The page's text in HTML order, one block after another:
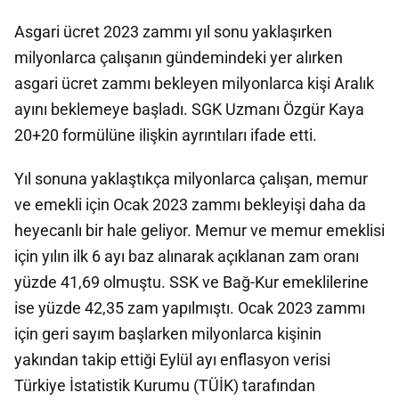
Asgari ücret 2023 zammı yıl sonu yaklaşırken
milyonlarca çalışanın gündemindeki yer alırken
asgari ücret zammı bekleyen milyonlarca kişi Aralık
ayını beklemeye başladı. SGK Uzmanı Özgür Kaya
20+20 formülüne ilişkin ayrıntıları ifade etti.
Yıl sonuna yaklaştıkça milyonlarca çalışan, memur
ve emekli için Ocak 2023 zammı bekleyişi daha da
heyecanlı bir hale geliyor. Memur ve memur emeklisi
için yılın ilk 6 ayı baz alınarak açıklanan zam oranı
yüzde 41,69 olmuştu. SSK ve Bağ-Kur emeklilerine
ise yüzde 42,35 zam yapılmıştı. Ocak 2023 zammı
için geri sayım başlarken milyonlarca kişinin
yakından takip ettiği Eylül ayı enflasyon verisi
Türkiye İstatistik Kurumu (TÜİK) tarafından